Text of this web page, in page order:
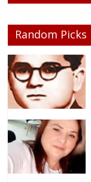
Random Picks